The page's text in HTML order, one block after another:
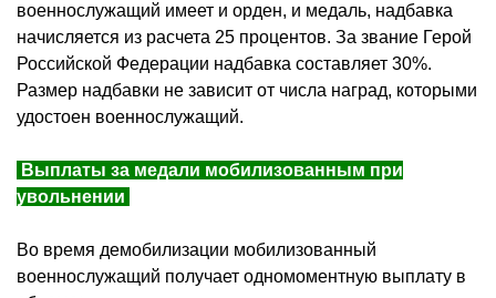
военнослужащий имеет и орден, и медаль, надбавка
начисляется из расчета 25 процентов. За звание Герой
Российской Федерации надбавка составляет 30%.
Размер надбавки не зависит от числа наград, которыми
удостоен военнослужащий.
Выплаты за медали мобилизованным при
увольнении
Во время демобилизации мобилизованный
военнослужащий получает одномоментную выплату в